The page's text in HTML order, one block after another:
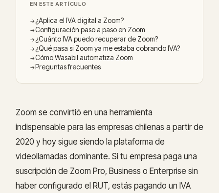
EN ESTE ARTÍCULO
¿Aplica el IVA digital a Zoom?
Configuración paso a paso en Zoom
¿Cuánto IVA puedo recuperar de Zoom?
¿Qué pasa si Zoom ya me estaba cobrando IVA?
Cómo Wasabil automatiza Zoom
Preguntas frecuentes
Zoom se convirtió en una herramienta
indispensable para las empresas chilenas a partir de
2020 y hoy sigue siendo la plataforma de
videollamadas dominante. Si tu empresa paga una
suscripción de Zoom Pro, Business o Enterprise sin
haber configurado el RUT, estás pagando un IVA